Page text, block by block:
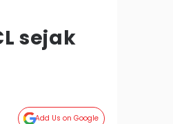
sejak
Add Us on Google